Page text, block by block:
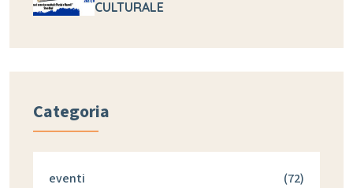
CULTURALE
Categoria
eventi (72)